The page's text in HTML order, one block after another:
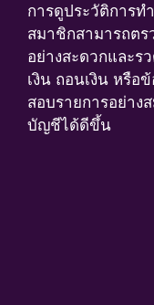
การดูประวัติการท
สมาชิกสามารถต
อย่างสะดวกและร
เงิน ถอนเงิน หรือ
สอบรายการอย่าง
บัญชีได้ดีขึ้น